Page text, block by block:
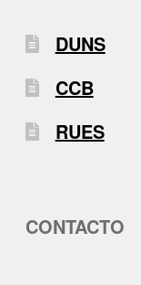
DUNS
CCB
RUES
CONTACTO